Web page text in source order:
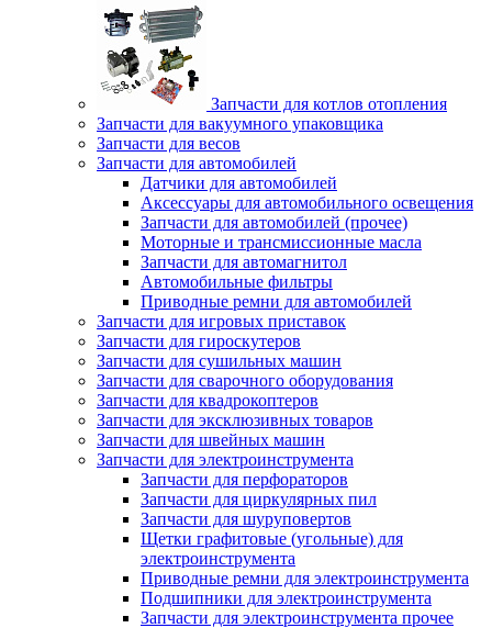
Запчасти для котлов отопления
Запчасти для вакуумного упаковщика
Запчасти для весов
Запчасти для автомобилей
Датчики для автомобилей
Аксессуары для автомобильного освещения
Запчасти для автомобилей (прочее)
Моторные и трансмиссионные масла
Запчасти для автомагнитол
Автомобильные фильтры
Приводные ремни для автомобилей
Запчасти для игровых приставок
Запчасти для гироскутеров
Запчасти для сушильных машин
Запчасти для сварочного оборудования
Запчасти для квадрокоптеров
Запчасти для эксклюзивных товаров
Запчасти для швейных машин
Запчасти для электроинструмента
Запчасти для перфораторов
Запчасти для циркулярных пил
Запчасти для шуруповертов
Щетки графитовые (угольные) для
электроинструмента
Приводные ремни для электроинструмента
Подшипники для электроинструмента
Запчасти для электроинструмента прочее